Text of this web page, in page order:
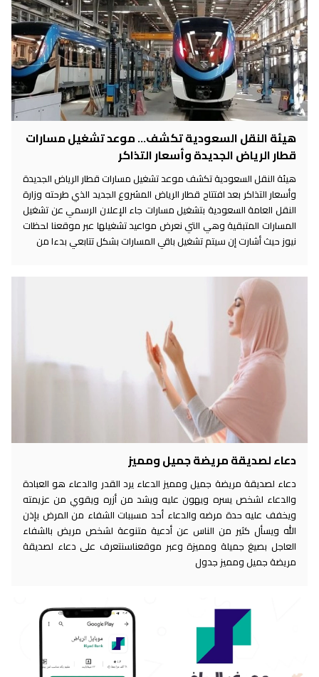
هيئة النقل السعودية تكشف... موعد تشغيل مسارات
قطار الرياض الجديدة وأسعار التذاكر
هيئة النقل السعودية تكشف موعد تشغيل مسارات قطار الرياض الجديدة
وأسعار التذاكر بعد افتتاح قطار الرياض المشروع الجديد الذي طرحته وزارة
النقل العامة السعودية بتشغيل مسارات جاء الإعلان الرسمي عن تشغيل
المسارات المتبقية وهي التي نعرض مواعيد تشغيلها عبر موقعنا لحظات
نيوز حيث أشارت إن سيتم تشغيل باقي المسارات بشكل تتابعي بدءا من
دعاء لصديقة مريضة جميل ومميز
دعاء لصديقة مريضة جميل ومميز الدعاء يرد القدر والدعاء هو العبادة
والدعاء لشخص يسره ويهون عليه ويشد من أزره ويقوي من عزيمته
ويخفف عليه حدة مرضه والدعاء أحد مسببات الشفاء من المرض بإذن
الله ويسأل كثير من الناس عن أدعية متنوعة لشخص مريض بالشفاء
العاجل بصيغ جميلة ومميزة وعبر موقعناسنتعرف على دعاء لصديقة
مريضة جميل ومميز جدول